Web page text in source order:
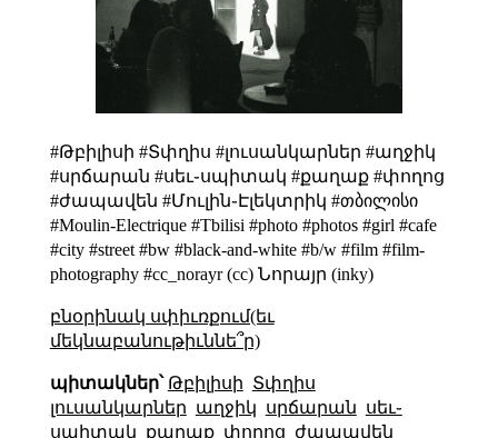
#Թբիլիսի #Տփղիս #լուսանկարներ #աղջիկ
#սրճարան #սեւ֊սպիտակ #քաղաք #փողոց
#ժապավեն #Մուլին֊Էլեկտրիկ #თბილისი
#Moulin-Electrique #Tbilisi #photo #photos #girl #cafe
#city #street #bw #black-and-white #b/w #film #film-
photography #cc_norayr (cc) Նորայր (inky)
բնօրինակ սփիւռքում(եւ
մեկնաբանութիւննե՞ր)
պիտակներ՝ Թբիլիսի Տփղիս
լուսանկարներ աղջիկ սրճարան սեւ֊
սպիտակ քաղաք փողոց ժապավեն